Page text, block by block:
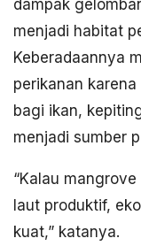
dampak
menjadi habitat
Keberadaannya
perikanan
bagi ikan,
menjadi sumber
“Kalau
laut produktif,
kuat,” katanya.